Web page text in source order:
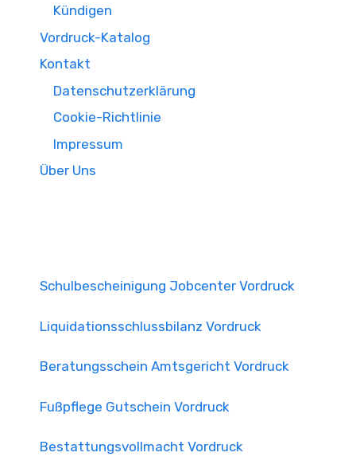
Kündigen
Vordruck-Katalog
Kontakt
Datenschutzerklärung
Cookie-Richtlinie
Impressum
Über Uns
Schulbescheinigung Jobcenter Vordruck
Liquidationsschlussbilanz Vordruck
Beratungsschein Amtsgericht Vordruck
Fußpflege Gutschein Vordruck
Bestattungsvollmacht Vordruck